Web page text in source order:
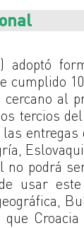
adoptó
cumplido
al
tercios
no podrá
usar